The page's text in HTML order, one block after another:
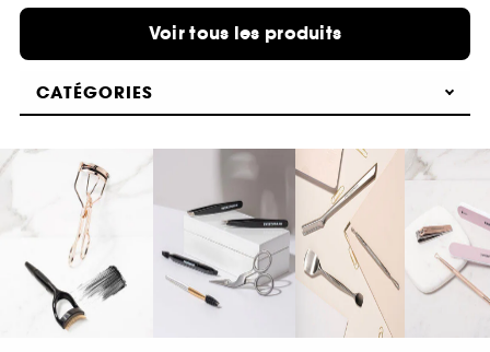
Voir tous les produits
CATÉGORIES